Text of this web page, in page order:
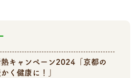
キャンペーン2024「京都の
く健康に！」